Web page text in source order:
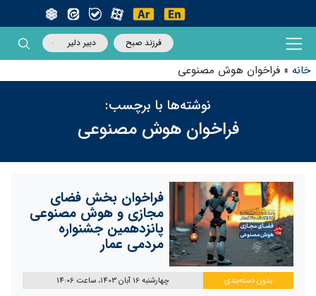
فرزند صبح دبیر دلیر
خانه » فراخوان هوش مصنوعی
نوشته‌ها با برچسب:
فراخوان هوش مصنوعی
فراخوان بخش فضای
مجازی و هوش مصنوعی
پانزدهمین جشنواره
مردمی عمار
بدون دسته‌بندی چهارشنبه 16 آبان 1403، ساعت 14:06